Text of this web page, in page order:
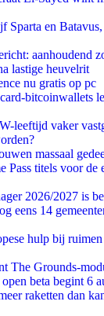
Sparta en
aanhoudend
lastige heuvelrit
nu gratis op pc
bitcoinwallets
leeftijd vaker
massaal
titels voor de
2026/2027 is
eens 14
hulp bij
The Grounds-
beta begint 6
raketten dan